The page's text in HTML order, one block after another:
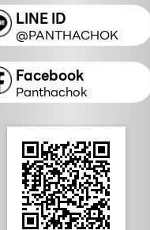
LINE ID
@PANTHACHOK
Facebook
Panthachok